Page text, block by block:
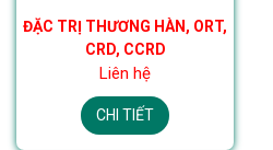
ĐẶC TRỊ THƯƠNG HÀN, ORT,
CRD, CCRD
Liên hệ
CHI TIẾT